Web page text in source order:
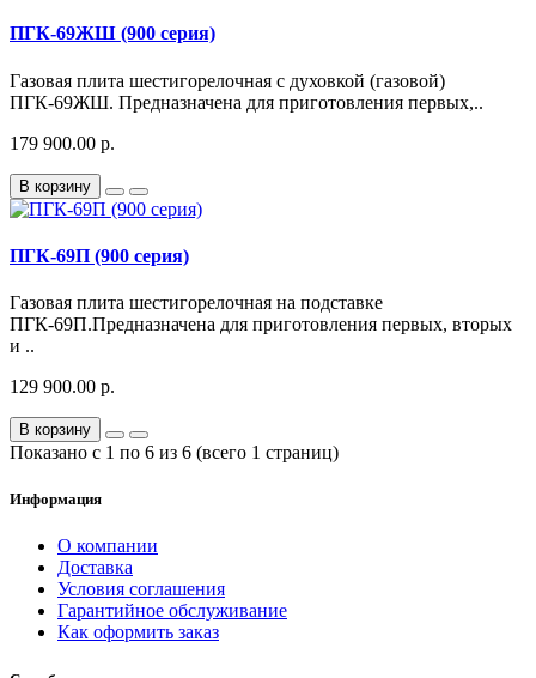
ПГК-69ЖШ (900 серия)
Газовая плита шестигорелочная с духовкой (газовой)
ПГК-69ЖШ. Предназначена для приготовления первых,..
179 900.00 р.
В корзину
ПГК-69П (900 серия)
Газовая плита шестигорелочная на подставке
ПГК-69П.Предназначена для приготовления первых, вторых
и ..
129 900.00 р.
В корзину
Показано с 1 по 6 из 6 (всего 1 страниц)
Информация
О компании
Доставка
Условия соглашения
Гарантийное обслуживание
Как оформить заказ